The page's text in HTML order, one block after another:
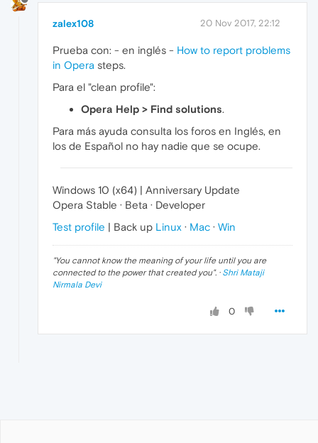
zalex108 20 Nov 2017, 22:12
Prueba con: - en inglés - How to report problems
in Opera steps.
Para el "clean profile":
Opera Help > Find solutions.
Para más ayuda consulta los foros en Inglés, en
los de Español no hay nadie que se ocupe.
Windows 10 (x64) | Anniversary Update
Opera Stable · Beta · Developer
Test profile | Back up Linux · Mac · Win
"You cannot know the meaning of your life until you are
connected to the power that created you". · Shri Mataji
Nirmala Devi
0